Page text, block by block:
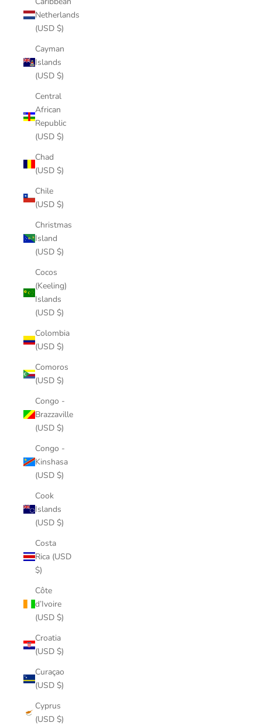
Netherlands
(USD $)
Cayman
Islands
(USD $)
Central
African
Republic
(USD $)
Chad
(USD $)
Chile
(USD $)
Christmas
Island
(USD $)
Cocos
(Keeling)
Islands
(USD $)
Colombia
(USD $)
Comoros
(USD $)
Congo -
Brazzaville
(USD $)
Congo -
Kinshasa
(USD $)
Cook
Islands
(USD $)
Costa
Rica (USD
$)
Côte
d’Ivoire
(USD $)
Croatia
(USD $)
Curaçao
(USD $)
Cyprus
(USD $)